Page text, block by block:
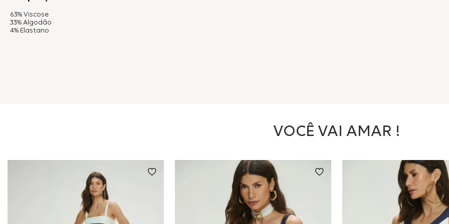
63% Viscose
33% Algodão
4% Elastano
VOCÊ VAI AMAR !